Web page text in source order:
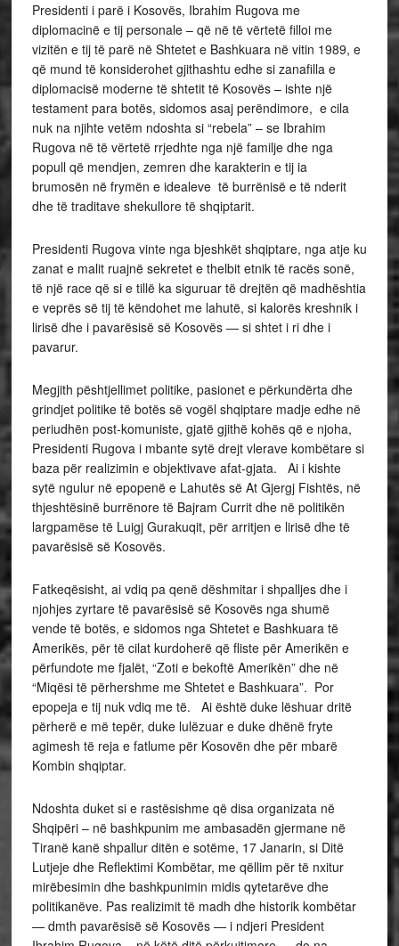
Presidenti i parë i Kosovës, Ibrahim Rugova me
diplomacinë e tij personale – që në të vërtetë filloi me
vizitën e tij të parë në Shtetet e Bashkuara në vitin 1989, e
që mund të konsiderohet gjithashtu edhe si zanafilla e
diplomacisë moderne të shtetit të Kosovës – ishte një
testament para botës, sidomos asaj perëndimore, e cila
nuk na njihte vetëm ndoshta si “rebela” – se Ibrahim
Rugova në të vërtetë rrjedhte nga një familje dhe nga
popull që mendjen, zemren dhe karakterin e tij ia
brumosën në frymën e idealeve të burrënisë e të nderit
dhe të traditave shekullore të shqiptarit.
Presidenti Rugova vinte nga bjeshkët shqiptare, nga atje ku
zanat e malit ruajnë sekretet e thelbit etnik të racës sonë,
të një race që si e tillë ka siguruar të drejtën që madhështia
e veprës së tij të këndohet me lahutë, si kalorës kreshnik i
lirisë dhe i pavarësisë së Kosovës — si shtet i ri dhe i
pavarur.
Megjith pështjellimet politike, pasionet e përkundërta dhe
grindjet politike të botës së vogël shqiptare madje edhe në
periudhën post-komuniste, gjatë gjithë kohës që e njoha,
Presidenti Rugova i mbante sytë drejt vlerave kombëtare si
baza për realizimin e objektivave afat-gjata. Ai i kishte
sytë ngulur në epopenë e Lahutës së At Gjergj Fishtës, në
thjeshtësinë burrënore të Bajram Currit dhe në politikën
largpamëse të Luigj Gurakuqit, për arritjen e lirisë dhe të
pavarësisë së Kosovës.
Fatkeqësisht, ai vdiq pa qenë dëshmitar i shpalljes dhe i
njohjes zyrtare të pavarësisë së Kosovës nga shumë
vende të botës, e sidomos nga Shtetet e Bashkuara të
Amerikës, për të cilat kurdoherë që fliste për Amerikën e
përfundote me fjalët, “Zoti e bekoftë Amerikën” dhe në
“Miqësi të përhershme me Shtetet e Bashkuara”. Por
epopeja e tij nuk vdiq me të. Ai është duke lëshuar dritë
përherë e më tepër, duke lulëzuar e duke dhënë fryte
agimesh të reja e fatlume për Kosovën dhe për mbarë
Kombin shqiptar.
Ndoshta duket si e rastësishme që disa organizata në
Shqipëri – në bashkpunim me ambasadën gjermane në
Tiranë kanë shpallur ditën e sotëme, 17 Janarin, si Ditë
Lutjeje dhe Reflektimi Kombëtar, me qëllim për të nxitur
mirëbesimin dhe bashkpunimin midis qytetarëve dhe
politikanëve. Pas realizimit të madh dhe historik kombëtar
— dmth pavarësisë së Kosovës — i ndjeri President